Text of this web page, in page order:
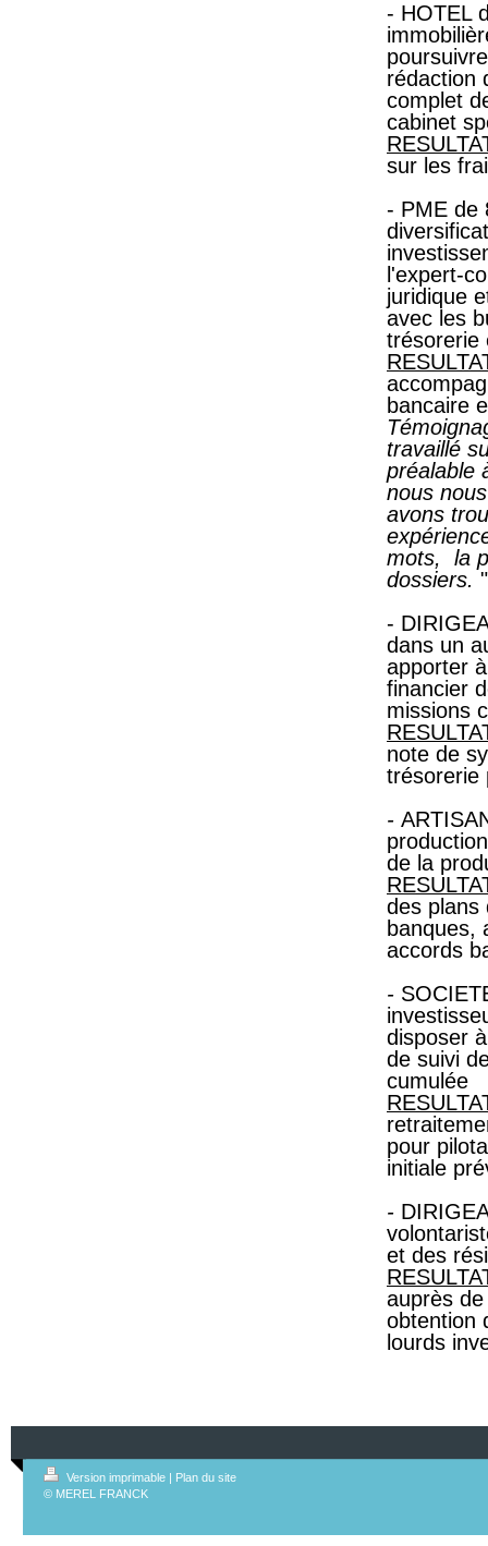
- HOTEL
rédaction
complet
cabinet
sur les
- PME de
l'expert-
juridique
avec les
trésorerie
bancaire
travaillé
préalable
nous
avons
mots, la
dossiers. "
-
dans un
apporter
financier
missions
note de
trésorerie
-
de la
des plans
banques,
accords
-
disposer
de suivi
cumulée
pour
initiale
-
et des
auprès
obtention
lourds
Version imprimable | Plan du site
© MEREL FRANCK